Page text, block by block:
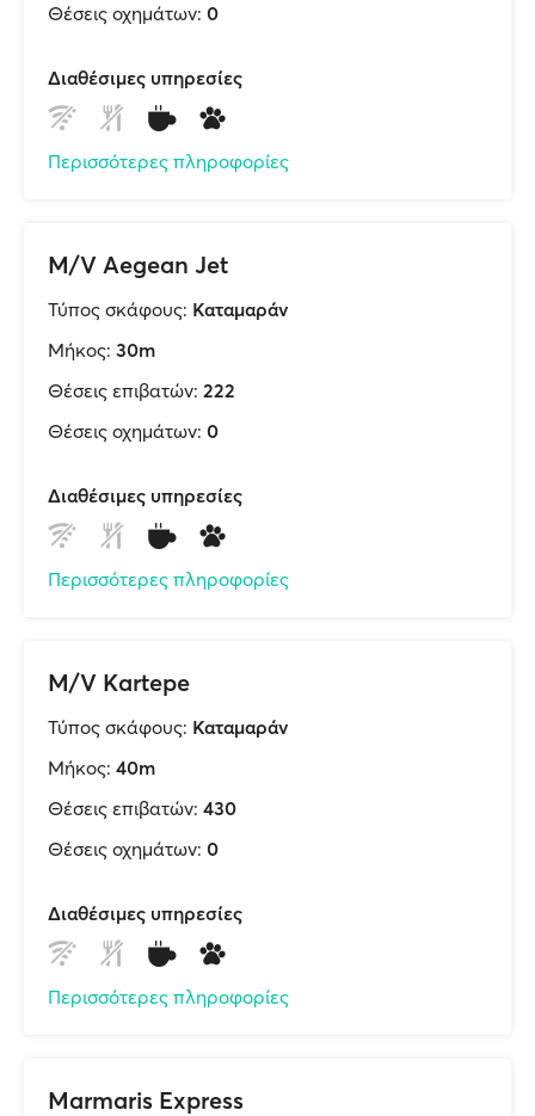
Θέσεις οχημάτων: 0
Διαθέσιμες υπηρεσίες
Περισσότερες πληροφορίες
M/V Aegean Jet
Τύπος σκάφους: Καταμαράν
Μήκος: 30m
Θέσεις επιβατών: 222
Θέσεις οχημάτων: 0
Διαθέσιμες υπηρεσίες
Περισσότερες πληροφορίες
M/V Kartepe
Τύπος σκάφους: Καταμαράν
Μήκος: 40m
Θέσεις επιβατών: 430
Θέσεις οχημάτων: 0
Διαθέσιμες υπηρεσίες
Περισσότερες πληροφορίες
Marmaris Express